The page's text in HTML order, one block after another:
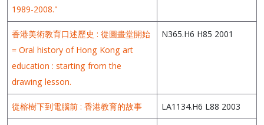
1989-2008."
香港美術教育口述歷史 : 從圖畫堂開始
= Oral history of Hong Kong art
education : starting from the
drawing lesson.
N365.H6 H85 2001
從榕樹下到電腦前 : 香港教育的故事 LA1134.H6 L88 2003